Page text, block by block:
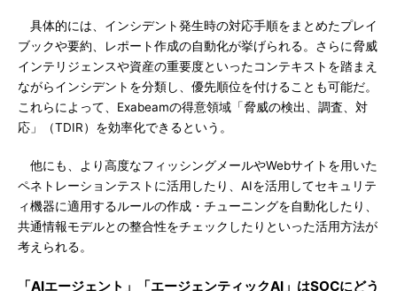
具体的には、インシデント発生時の対応手順をまとめたプレイ
ブックや要約、レポート作成の自動化が挙げられる。さらに脅威
インテリジェンスや資産の重要度といったコンテキストを踏まえ
ながらインシデントを分類し、優先順位を付けることも可能だ。
これらによって、Exabeamの得意領域「脅威の検出、調査、対
応」（TDIR）を効率化できるという。
他にも、より高度なフィッシングメールやWebサイトを用いた
ペネトレーションテストに活用したり、AIを活用してセキュリテ
ィ機器に適用するルールの作成・チューニングを自動化したり、
共通情報モデルとの整合性をチェックしたりといった活用方法が
考えられる。
「AIエージェント」「エージェンティックAI」はSOCにどう